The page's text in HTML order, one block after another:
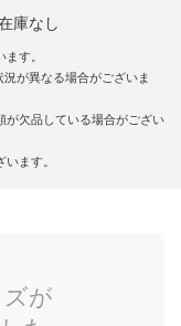
庫なし
す。
が異なる場合がございま
欠品している場合がござい
ます。